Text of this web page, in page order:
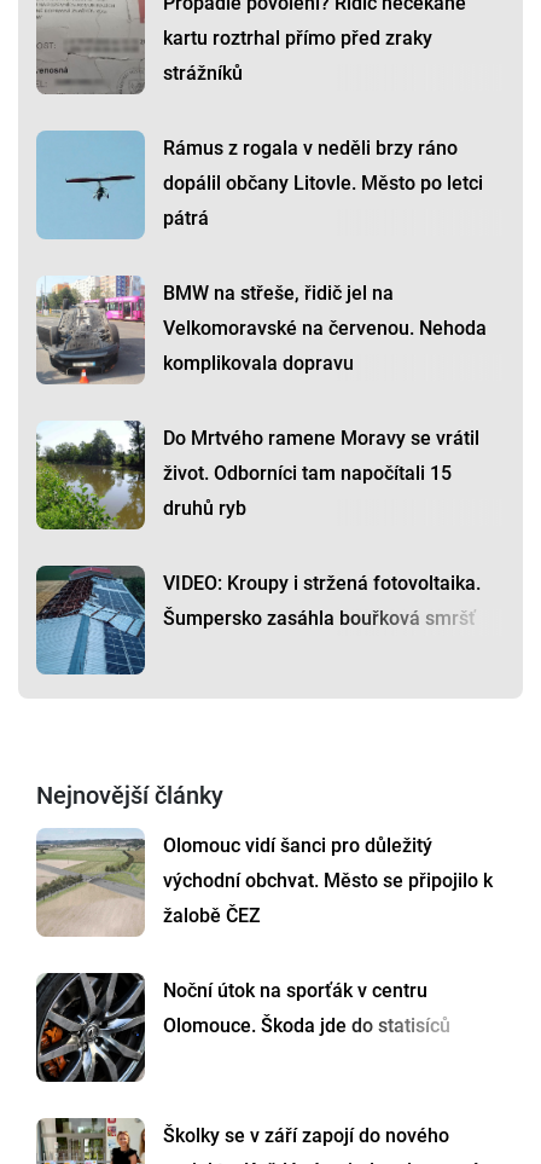
kartu roztrhal přímo před zraky
strážníků
Rámus z rogala v neděli brzy ráno
dopálil občany Litovle. Město po letci
pátrá
BMW na střeše, řidič jel na
Velkomoravské na červenou. Nehoda
komplikovala dopravu
Do Mrtvého ramene Moravy se vrátil
život. Odborníci tam napočítali 15
druhů ryb
VIDEO: Kroupy i stržená fotovoltaika.
Šumpersko zasáhla bouřková smršť
Nejnovější články
Olomouc vidí šanci pro důležitý
východní obchvat. Město se připojilo k
žalobě ČEZ
Noční útok na sporťák v centru
Olomouce. Škoda jde do statisíců
Školky se v září zapojí do nového